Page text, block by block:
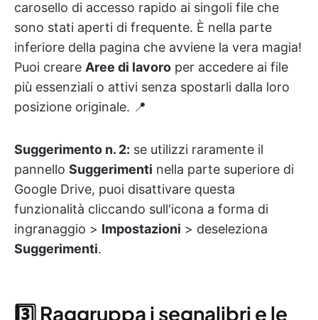
carosello di accesso rapido ai singoli file che
sono stati aperti di frequente. È nella parte
inferiore della pagina che avviene la vera magia!
Puoi creare Aree di lavoro per accedere ai file
più essenziali o attivi senza spostarli dalla loro
posizione originale. 📍
Suggerimento n. 2: se utilizzi raramente il
pannello Suggerimenti nella parte superiore di
Google Drive, puoi disattivare questa
funzionalità cliccando sull'icona a forma di
ingranaggio > Impostazioni > deseleziona
Suggerimenti.
3️⃣ Raggruppa i segnalibri e le